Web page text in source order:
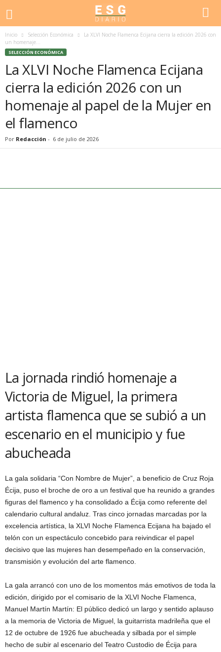
Inicio Selección Económica
La XLVI Noche Flamenca Ecijana cierra la edición 2026 con
un homenaje...
SELECCIÓN ECONÓMICA
La XLVI Noche Flamenca Ecijana
cierra la edición 2026 con un
homenaje al papel de la Mujer en
el flamenco
Por Redacción - 6 de julio de 2026
La jornada rindió homenaje a
Victoria de Miguel, la primera
artista flamenca que se subió a un
escenario en el municipio y fue
abucheada
La gala solidaria “Con Nombre de Mujer”, a beneficio de Cruz Roja
Écija, puso el broche de oro a un festival que ha reunido a grandes
figuras del flamenco y ha consolidado a Écija como referente del
calendario cultural andaluz. Tras cinco jornadas marcadas por la
excelencia artística, la XLVI Noche Flamenca Ecijana ha bajado el
telón con un espectáculo concebido para reivindicar el papel
decisivo que las mujeres han desempeñado en la conservación,
transmisión y evolución del arte flamenco.
La gala arrancó con uno de los momentos más emotivos de toda la
edición, dirigido por el comisario de la XLVI Noche Flamenca,
Manuel Martín Martín: El público dedicó un largo y sentido aplauso
a la memoria de Victoria de Miguel, la guitarrista madrileña que el
12 de octubre de 1926 fue abucheada y silbada por el simple
hecho de subir al escenario del Teatro Custodio de Écija para